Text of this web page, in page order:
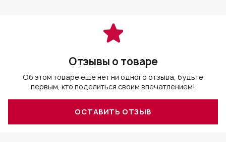
Отзывы о товаре
Об этом товаре еще нет ни одного отзыва, будьте
первым, кто поделиться своим впечатлением!
ОСТАВИТЬ ОТЗЫВ